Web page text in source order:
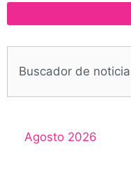
Agosto 2026